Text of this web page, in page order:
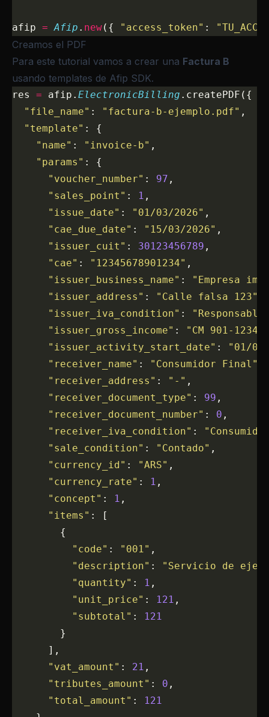
afip = Afip . new({ "access_token" :
Creamos el PDF
Para este tutorial vamos a crear una Factura B
usando templates de Afip SDK.
res = afip. ElectronicBilling .createPDF({
  "file_name"
: "factura-b-ejemplo.pdf" ,
  "template"
: {
    "name"
: "invoice-b" ,
    "params"
: {
      "voucher_number"
: 97 ,
      "sales_point"
: 1 ,
      "issue_date"
: "01/03/2026" ,
      "cae_due_date"
: "15/03/2026" ,
      "issuer_cuit"
: 30123456789 ,
      "cae"
: "12345678901234" ,
      "issuer_business_name"
:
"Empresa
      "issuer_address"
: "Calle falsa 123"
      "issuer_iva_condition"
:
      "issuer_gross_income"
:
"CM 901-
      "issuer_activity_start_date"
:
"01/
      "receiver_name"
: "Consumidor Final"
      "receiver_address"
: "-" ,
      "receiver_document_type"
: 99 ,
      "receiver_document_number"
: 0 ,
      "receiver_iva_condition"
:
      "sale_condition"
: "Contado" ,
      "currency_id"
: "ARS" ,
      "currency_rate"
: 1 ,
      "concept"
: 1 ,
      "items"
: [
        {
          "code"
: "001" ,
          "description"
:
"Servicio de
          "quantity"
: 1 ,
          "unit_price"
: 121 ,
          "subtotal"
:
121
        }
      ],
      "vat_amount"
: 21 ,
      "tributes_amount"
: 0 ,
      "total_amount"
:
121